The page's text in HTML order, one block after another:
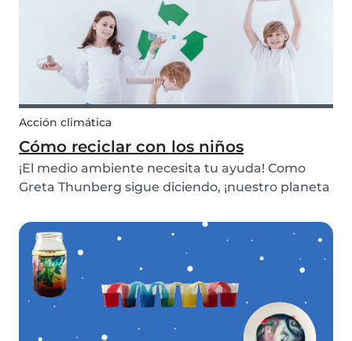
Acción climática
Cómo reciclar con los niños
¡El medio ambiente necesita tu ayuda! Como
Greta Thunberg sigue diciendo, ¡nuestro planeta
tomar medidas ahora mismo! Pero se sabe que a
los niños no les gustan las clases teóricas; Por lo
tanto, ¡...